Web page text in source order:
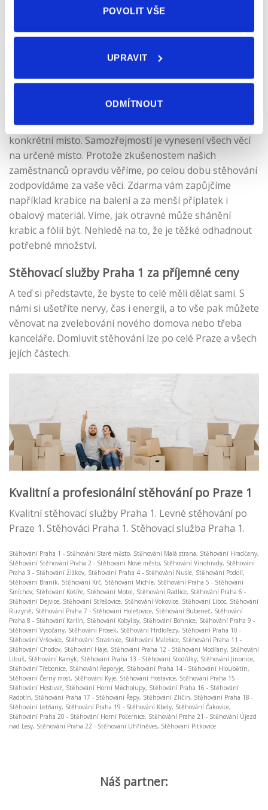
POVOLIT VŠE
UPRAVIT
ODMÍTNOUT
domluví na dni a konkrétním čase, který vám bude
vyhovovat a podle toho nechá přistavit stěhovací vůz.
Pokud je to potřeba, lze se domluvit i na demontáži
nábytku nebo třeba bezpečném zabalení křehkých
předmětů. No a pak je na řadě svoz na místo určení a
vybalování. Při plánování celé akce se lze dohodnout na
opětovném smontování nábytku i ustavení na
konkrétní místo. Samozřejmostí je vynesení všech věcí
na určené místo. Protože zkušenostem našich
zaměstnanců opravdu věříme, po celou dobu stěhování
zodpovídáme za vaše věci. Zdarma vám zapůjčíme
například krabice na balení a za menší příplatek i
obalový materiál. Víme, jak otravné může shánění
krabic a fólií být. Nehledě na to, že je těžké odhadnout
potřebné množství.
Stěhovací služby Praha 1 za příjemné ceny
A teď si představte, že byste to celé měli dělat sami. S
námi si ušetříte nervy, čas i energii, a to vše pak můžete
věnovat na zvelebování nového domova nebo třeba
kanceláře. Domluvit stěhování lze po celé Praze a všech
jejích částech.
Kvalitní a profesionální stěhování po Praze 1
Kvalitní stěhovací služby Praha 1. Levné stěhování po
Praze 1. Stěhováci Praha 1. Stěhovací služba Praha 1.
Stěhování Praha 1 - Stěhování Staré město, Stěhování Malá strana, Stěhování Hradčany,
Stěhování Stěhování Praha 2 - Stěhování Nové město, Stěhování Vinohrady, Stěhování
Praha 3 - Stěhování Žižkov, Stěhování Praha 4 - Stěhování Nusle, Stěhování Podolí,
Stěhování Braník, Stěhování Krč, Stěhování Michle, Stěhování Praha 5 - Stěhování
Smíchov, Stěhování Košíře, Stěhování Motol, Stěhování Radlice, Stěhování Praha 6 -
Stěhování Dejvice, Stěhování Střešovice, Stěhování Vokovice, Stěhování Liboc, Stěhování
Ruzyně, Stěhování Praha 7 - Stěhování Holešovice, Stěhování Bubeneč, Stěhování
Praha 8 - Stěhování Karlín, Stěhování Kobylisy, Stěhování Bohnice, Stěhování Praha 9 -
Stěhování Vysočany, Stěhování Prosek, Stěhování Hrdlořezy, Stěhování Praha 10 -
Stěhování Vršovice, Stěhování Strašnice, Stěhování Malešice, Stěhování Praha 11 -
Stěhování Chodov, Stěhování Háje, Stěhování Praha 12 - Stěhování Modřany, Stěhování
Libuš, Stěhování Kamýk, Stěhování Praha 13 - Stěhování Stodůlky, Stěhování Jinonice,
Stěhování Třebonice, Stěhování Řeporyje, Stěhování Praha 14 - Stěhování Hloubětín,
Stěhování Černý most, Stěhování Kyje, Stěhování Hostavice, Stěhování Praha 15 -
Stěhování Hostivař, Stěhování Horní Měcholupy, Stěhování Praha 16 - Stěhování
Radotín, Stěhování Praha 17 - Stěhování Řepy, Stěhování Zličín, Stěhování Praha 18 -
Stěhování Letňany, Stěhování Praha 19 - Stěhování Kbely, Stěhování Čakovice,
Stěhování Praha 20 - Stěhování Horní Počernice, Stěhování Praha 21 - Stěhování Újezd
nad Lesy, Stěhování Praha 22 - Stěhování Uhříněves, Stěhování Pitkovice
Náš partner: